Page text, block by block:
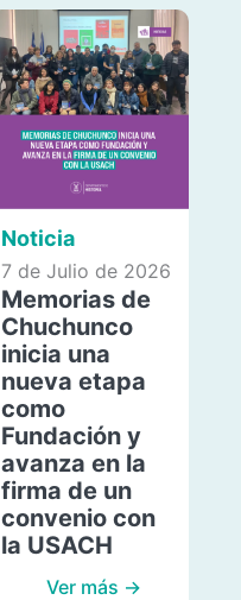
Noticia
7 de Julio de 2026
Memorias de
Chuchunco
inicia una
nueva etapa
como
Fundación y
avanza en la
firma de un
convenio con
la USACH
Ver más →